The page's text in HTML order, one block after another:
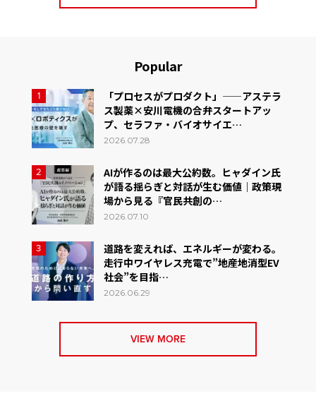
Popular
1
「プロセスがプロダクト」——アステラ
ス製薬×安川電機の合弁スタートアッ
プ、セラファ・バイオサイエ…
2026.07.28
2
AIが作るのは最大公約数。ヒャダイン氏
が語る揺らぎと対話が生む価値｜政策現
場から見る『官民共創の…
2026.07.10
3
道路を変えれば、エネルギーが変わる。
走行中ワイヤレス充電で”地産地消型EV
社会”を目指…
2026.06.29
VIEW MORE